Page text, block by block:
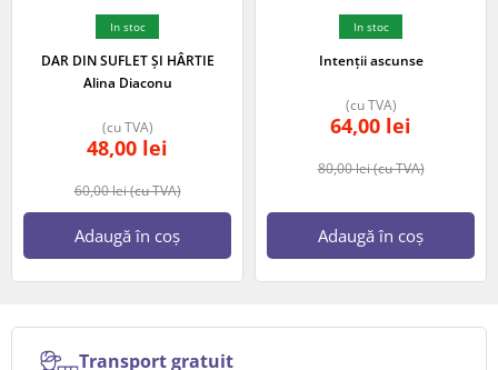
In stoc
DAR DIN SUFLET ȘI HÂRTIE
Alina Diaconu
60,00lei(cu TVA)
48,00 lei
(cu TVA)
Adaugă în coș
In stoc
Intenții ascunse
80,00lei(cu TVA)
64,00 lei
(cu TVA)
Adaugă în coș
Transport gratuit